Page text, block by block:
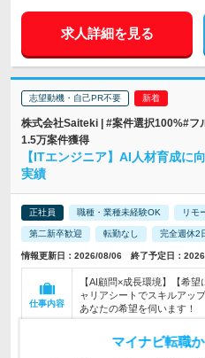
求人詳細を見る
志望動機・自己PR不要
株式会社Saiteki | #案件選択100%#フ
1.5万案件獲得
【ITエンジニア】AI人材育成
実績
正社員 職種・業種未経験OK リモ
第二新卒歓迎 転勤なし 完全週休2
情報更新日：2026/08/06 終了予定日：
仕事内容
【AI顧問×成長環境】【希
ャリアシートでスキルアッ
あなたの希望を伺います！
【地方在住エンジニア活躍
迎】開発・インフラエンジ
マイナビ転職